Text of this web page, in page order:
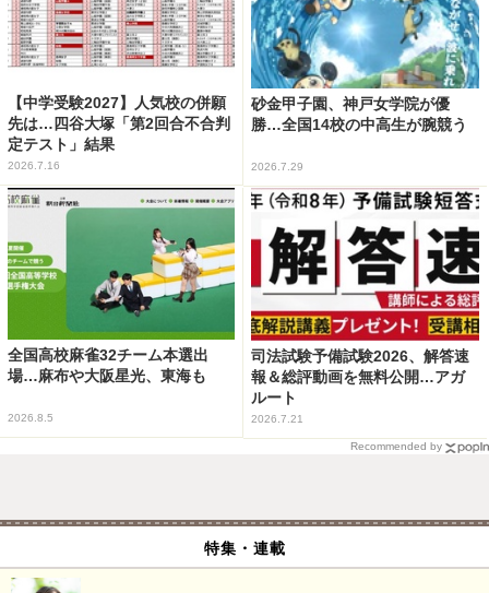
【中学受験2027】人気校の併願
先は…四谷大塚「第2回合不合判
定テスト」結果
2026.7.16
砂金甲子園、神戸女学院が優
勝…全国14校の中高生が腕競う
2026.7.29
全国高校麻雀32チーム本選出
場…麻布や大阪星光、東海も
2026.8.5
司法試験予備試験2026、解答速
報＆総評動画を無料公開…アガ
ルート
2026.7.21
Recommended by
特集・連載